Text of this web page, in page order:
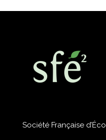
Société Française